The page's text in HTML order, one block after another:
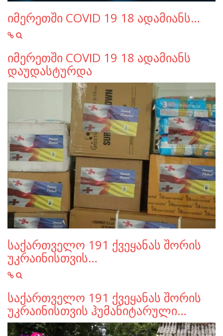
იმერეთში COVID 19 18 ადამიანს…
იმერეთში COVID 19 18 ადამიანს
დაუდასტურდა
საქართველო 191 ქვეყანას შორის
უკრაინისთვის…
საქართველო 191 ქვეყანას შორის
უკრაინისთვის ჰუმანიტარული…